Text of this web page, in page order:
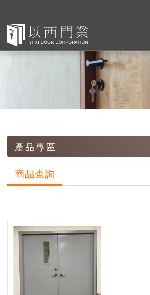
產品專區
鑄鋁鋼木門
造型壓花玄關門
鋼製防火門
防火玻璃門 | 窗
智能電子鎖
商品查詢